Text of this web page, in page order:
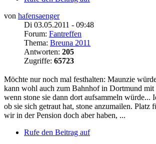
von hafensaenger
Di 03.05.2011 - 09:48
Forum: Fantreffen
Thema: Breuna 2011
Antworten: 205
Zugriffe: 65723
Möchte nur noch mal festhalten: Maunzie
kann wohl auch zum Bahnhof in Dortmund mit
wenn stone sie dann dort aufsammeln würde...
ob sie sich getraut hat, stone anzumailen. Platz
wir in der Pension doch aber haben, ...
Rufe den Beitrag auf